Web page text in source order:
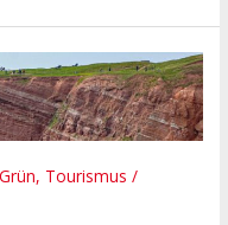
, Tourismus /